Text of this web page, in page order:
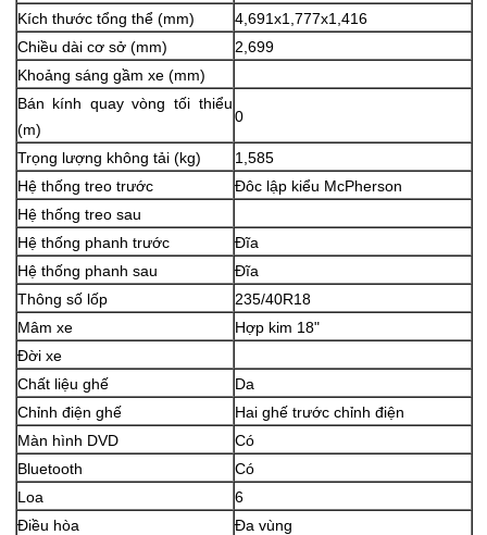
Kích thước tổng thể (mm)
4,691x1,777x1,416
Chiều dài cơ sở (mm)
2,699
Khoảng sáng gầm xe (mm)
Bán kính quay vòng tối thiểu
(m)
0
Trọng lượng không tải (kg)
1,585
Hệ thống treo trước
Đôc lập kiểu McPherson
Hệ thống treo sau
Hệ thống phanh trước
Đĩa
Hệ thống phanh sau
Đĩa
Thông số lốp
235/40R18
Mâm xe
Hợp kim 18"
Đời xe
Chất liệu ghế
Da
Chỉnh điện ghế
Hai ghế trước chỉnh điện
Màn hình DVD
Có
Bluetooth
Có
Loa
6
Điều hòa
Đa vùng